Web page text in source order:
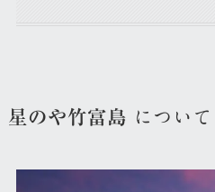
星のや竹富島 について